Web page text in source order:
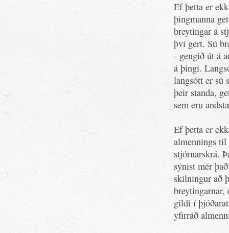
Ef þetta er
þingmanna
breytingar á
því gert. Sú
- gengið út á
á þingi.
langsótt er sú
þeir standa,
sem eru
Ef þetta er
almennings
stjórnarskrá.
sýnist mér
skilningur að
gildi í
yfirráð